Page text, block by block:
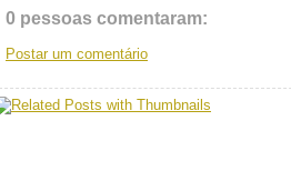
0 pessoas comentaram:
Postar um comentário